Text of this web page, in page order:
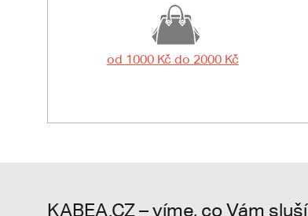
od 1000 Kč do 2000 Kč
KABEA.CZ – víme, co Vám sluší